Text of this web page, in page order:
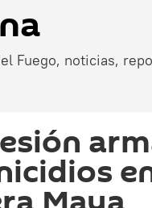
Fuego, noticias,